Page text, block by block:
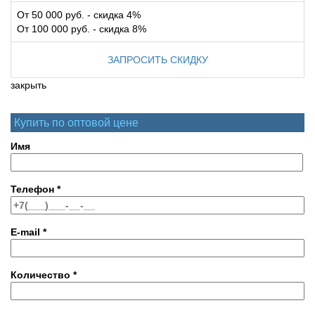
От 50 000 руб. - скидка 4%
От 100 000 руб. - скидка 8%
ЗАПРОСИТЬ СКИДКУ
закрыть
Купить по оптовой цене
Имя
Телефон *
E-mail *
Количество *